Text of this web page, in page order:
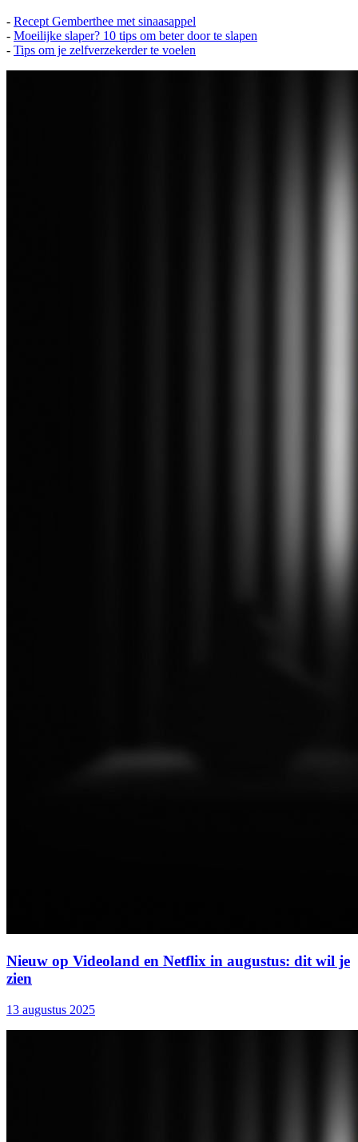
- Recept Gemberthee met sinaasappel
- Moeilijke slaper? 10 tips om beter door te slapen
- Tips om je zelfverzekerder te voelen
Nieuw op Videoland en Netflix in augustus: dit wil je
zien
13 augustus 2025